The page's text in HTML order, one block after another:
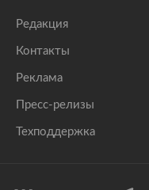
Редакция
Контакты
Реклама
Пресс-релизы
Техподдержка